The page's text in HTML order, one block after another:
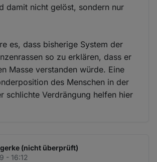
damit nicht gelöst, sondern nur
es, dass bisherige System der
so zu erklären, dass er
Masse verstanden würde. Eine
des Menschen in der
schlichte Verdrängung helfen hier
(nicht überprüft)
- 16:12